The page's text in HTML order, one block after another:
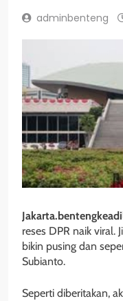
adminbenteng
reses DPR naik viral.
bikin pusing dan
Subianto.
Seperti diberitakan,